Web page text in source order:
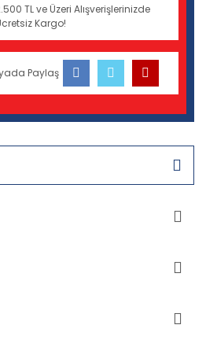
TL ve Üzeri Alışverişlerinizde
Kargo!
Paylaş